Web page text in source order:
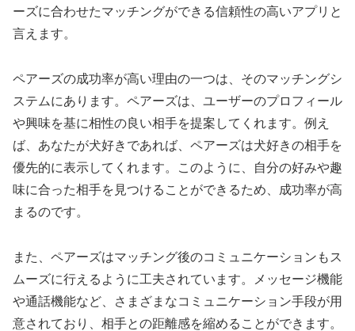
ーズに合わせたマッチングができる信頼性の高いアプリと
言えます。
ペアーズの成功率が高い理由の一つは、そのマッチングシ
ステムにあります。ペアーズは、ユーザーのプロフィール
や興味を基に相性の良い相手を提案してくれます。例え
ば、あなたが犬好きであれば、ペアーズは犬好きの相手を
優先的に表示してくれます。このように、自分の好みや趣
味に合った相手を見つけることができるため、成功率が高
まるのです。
また、ペアーズはマッチング後のコミュニケーションもス
ムーズに行えるように工夫されています。メッセージ機能
や通話機能など、さまざまなコミュニケーション手段が用
意されており、相手との距離感を縮めることができます。